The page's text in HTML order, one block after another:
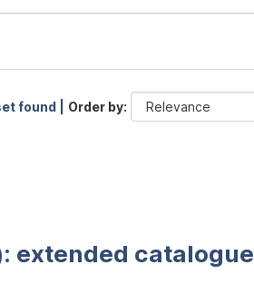
found | Order by
extended